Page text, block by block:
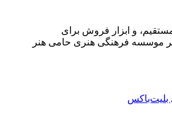
و ابزار فروش برای
موسسه فرهنگی هنری حامی هنر
بلیت‌باکس